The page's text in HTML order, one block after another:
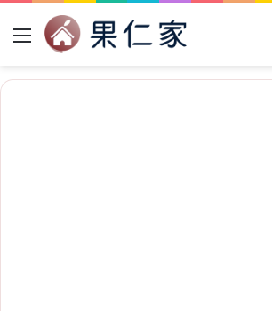
Menu